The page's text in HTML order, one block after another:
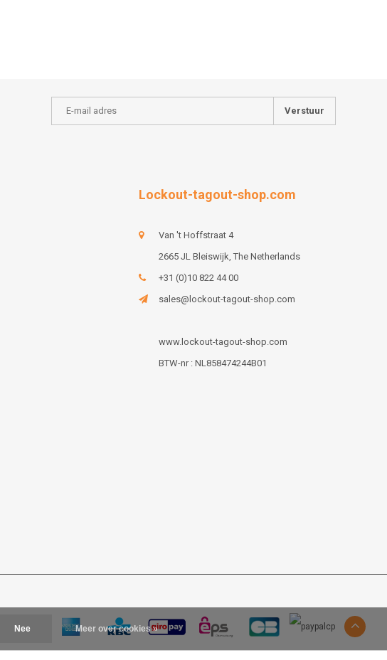
Verstuur
Lockout-tagout-shop.com
Van 't Hoffstraat 4
2665 JL Bleiswijk, The Netherlands
+31 (0)10 822 44 00
sales@lockout-tagout-shop.com
www.lockout-tagout-shop.com
BTW-nr : NL858474244B01
Nee Meer over cookies »